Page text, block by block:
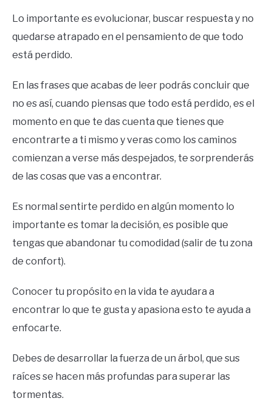
Lo importante es evolucionar, buscar respuesta y no
quedarse atrapado en el pensamiento de que todo
está perdido.
En las frases que acabas de leer podrás concluir que
no es así, cuando piensas que todo está perdido, es el
momento en que te das cuenta que tienes que
encontrarte a ti mismo y veras como los caminos
comienzan a verse más despejados, te sorprenderás
de las cosas que vas a encontrar.
Es normal sentirte perdido en algún momento lo
importante es tomar la decisión, es posible que
tengas que abandonar tu comodidad (salir de tu zona
de confort).
Conocer tu propósito en la vida te ayudara a
encontrar lo que te gusta y apasiona esto te ayuda a
enfocarte.
Debes de desarrollar la fuerza de un árbol, que sus
raíces se hacen más profundas para superar las
tormentas.